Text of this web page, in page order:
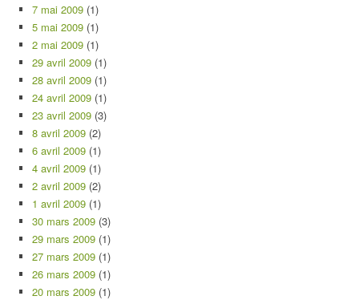
7 mai 2009 (1)
5 mai 2009 (1)
2 mai 2009 (1)
29 avril 2009 (1)
28 avril 2009 (1)
24 avril 2009 (1)
23 avril 2009 (3)
8 avril 2009 (2)
6 avril 2009 (1)
4 avril 2009 (1)
2 avril 2009 (2)
1 avril 2009 (1)
30 mars 2009 (3)
29 mars 2009 (1)
27 mars 2009 (1)
26 mars 2009 (1)
20 mars 2009 (1)